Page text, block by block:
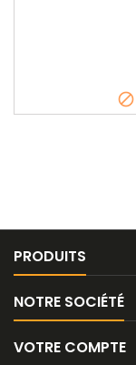

PRODUITS
NOTRE SOCIÉTÉ
VOTRE COMPTE